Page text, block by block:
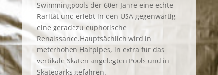
Swimmingpools der 60er Jahre eine echte
Rarität und erlebt in den USA gegenwärtig
eine geradezu euphorische
Renaissance.Hauptsächlich wird in
meterhohen Halfpipes, in extra für das
vertikale Skaten angelegten Pools und in
Skateparks gefahren.